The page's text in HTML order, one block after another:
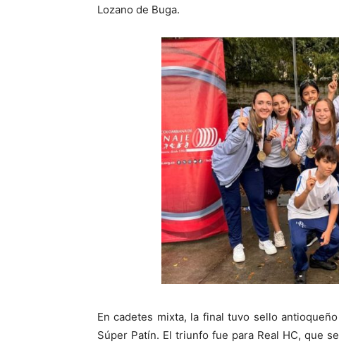
Lozano de Buga.
En cadetes mixta, la final tuvo sello
Súper Patín. El triunfo fue para Real HC, que